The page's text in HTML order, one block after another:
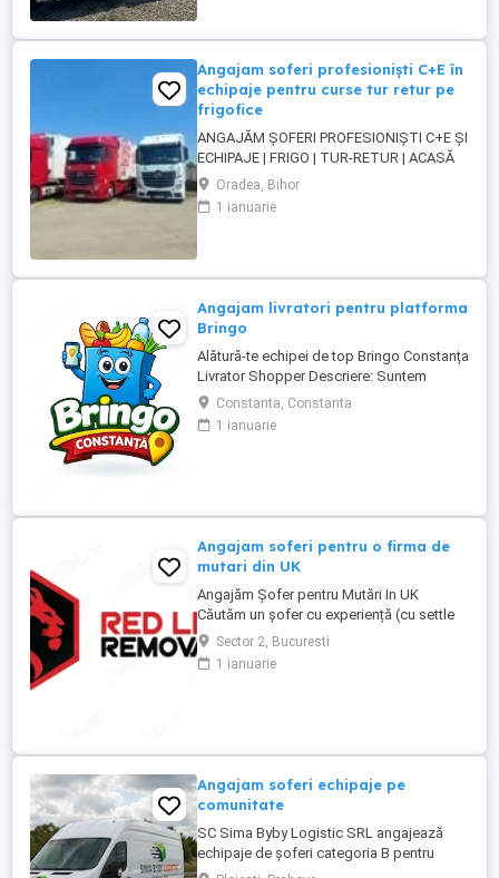
Angajam soferi profesioniști C+E în
echipaje pentru curse tur retur pe
frigofice
ANGAJĂM ȘOFERI PROFESIONIȘTI C+E ȘI
ECHIPAJE | FRIGO | TUR-RETUR | ACASĂ
SĂPTĂMÂNAL | ORADEA Companie de
transport din Oradea angajează șoferi
profesioniști categoria C+E și echipaje
frigorifice. Căutăm persoane serioase,
responsabile ...
Oradea, Bihor
1 ianuarie
Angajam livratori pentru platforma
Bringo
Alătură-te echipei de top Bringo Constanța
Livrator Shopper Descriere: Suntem
echipa de top Bringo din Constanța,
fruntași la număr de comenzi, target-uri
atinse și tips-uri primite de la clienți. Acum
Constanta, Constanta
1 ianuarie
Angajam soferi pentru o firma de
mutari din UK
Angajăm Șofer pentru Mutări In UK
Căutăm un șofer cu experiență (cu settle
sau pre-settle status în UK), serios,
punctual și cu responsabilitate. Dacă știi
să conduci bine, să ai grijă de marfa
Sector 2, Bucuresti
1 ianuarie
Angajam soferi echipaje pe
comunitate
SC Sima Byby Logistic SRL angajează
echipaje de șoferi categoria B pentru
transport internațional (comunitate)!